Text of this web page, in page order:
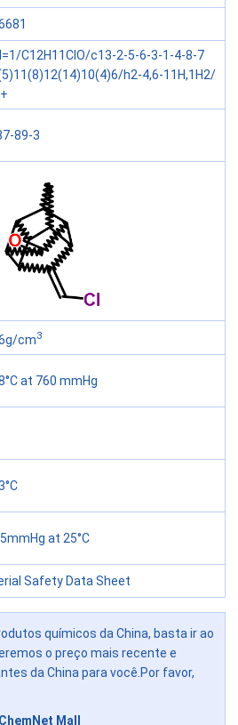
C12H11ClO/c13-2-5-6-3-1-4-8-7
h2-4,6-11H,1H2/
89-3
cm3
at 760 mmHg
at 25°C
Safety Data Sheet
químicos da China, basta ir ao
o preço mais recente e
da China para você.Por favor,
ChemNet Mall